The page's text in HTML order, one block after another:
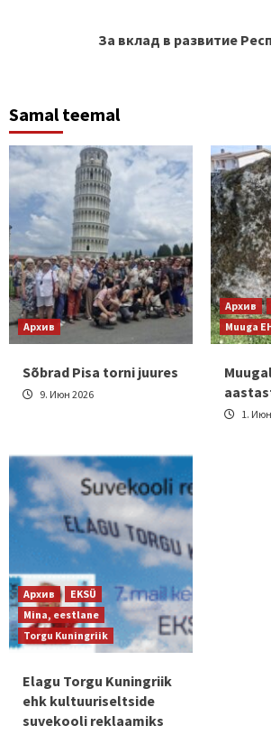
ReadingЗа вклад в развитие
Samal teemal
Архив
Sõbrad Pisa torni juures
9. Июн 2026
Архив
Muuga
1.
Архив
EKSÜ
Mina, eestlane
Torgu Kuningriik
Elagu Torgu Kuningriik
ehk kultuuriseltside
suvekooli reklaamiks